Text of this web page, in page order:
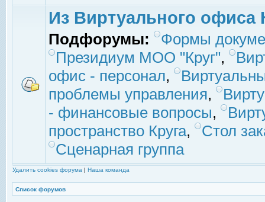
Из Виртуального офиса
Подфорумы:
Формы
Президиум МОО "Круг",
офис - персонал,
проблемы управления,
- финансовые вопросы,
пространство Круга,
Стол
Сценарная группа
Удалить cookies форума | Наша команда
Список форумов